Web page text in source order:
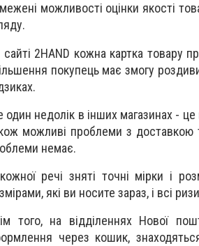
можливості оцінки якості
сайті 2HAND кожна картка товару
покупець має змогу
недолік в інших магазинах -
можливі проблеми з доставкою
немає.
речі зняті точні мірки і
які ви носите зараз, і всі
того, на відділеннях Нової
через кошик,